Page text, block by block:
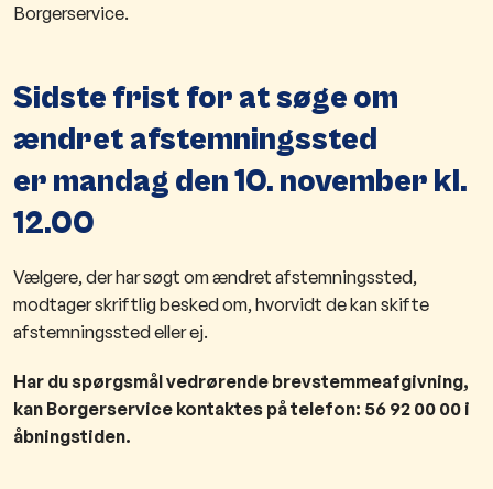
Borgerservice.
Sidste frist for at søge om
ændret afstemningssted
er mandag den 10. november kl.
12.00
Vælgere, der har søgt om ændret afstemningssted,
modtager skriftlig besked om, hvorvidt de kan skifte
afstemningssted eller ej.
Har du spørgsmål vedrørende brevstemmeafgivning,
kan Borgerservice kontaktes på telefon: 56 92 00 00 i
åbningstiden.